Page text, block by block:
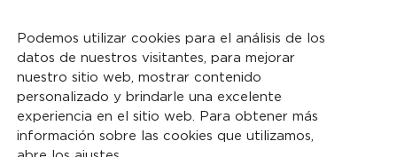
Podemos utilizar cookies para el análisis de los
datos de nuestros visitantes, para mejorar
nuestro sitio web, mostrar contenido
personalizado y brindarle una excelente
experiencia en el sitio web. Para obtener más
información sobre las cookies que utilizamos,